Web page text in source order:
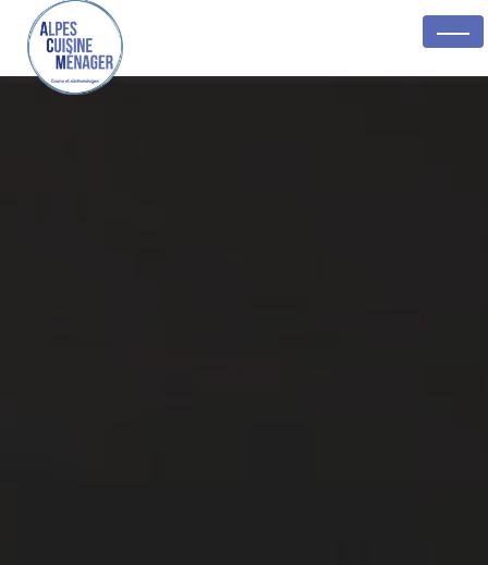
Panneau de gestion des cookies